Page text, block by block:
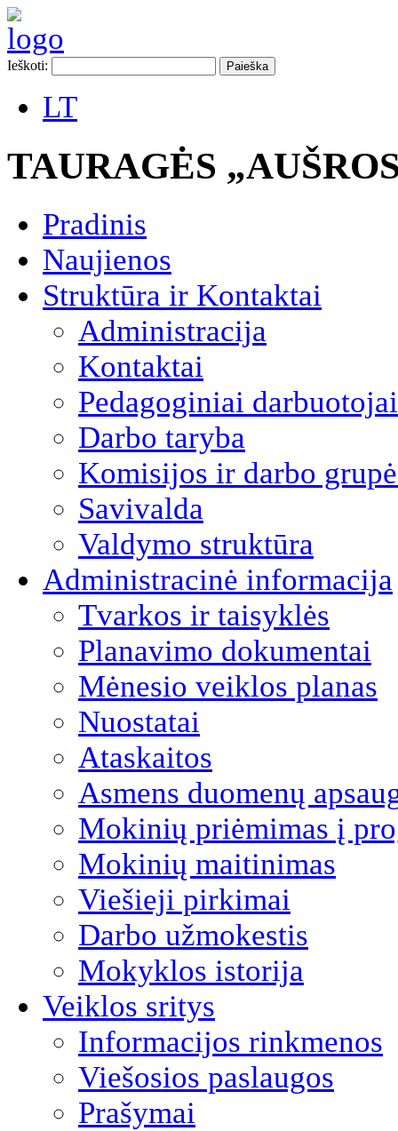
Ieškoti:
LT
TAURAGĖS
Pradinis
Naujienos
Struktūra ir Kontaktai
Administracija
Kontaktai
Pedagoginiai darbuotojai
Darbo taryba
Komisijos ir darbo
Savivalda
Valdymo struktūra
Administracinė informacija
Tvarkos ir taisyklės
Planavimo dokumentai
Mėnesio veiklos planas
Nuostatai
Ataskaitos
Asmens duomenų
Mokinių priėmimas į
Mokinių maitinimas
Viešieji pirkimai
Darbo užmokestis
Mokyklos istorija
Veiklos sritys
Informacijos rinkmenos
Viešosios paslaugos
Prašymai